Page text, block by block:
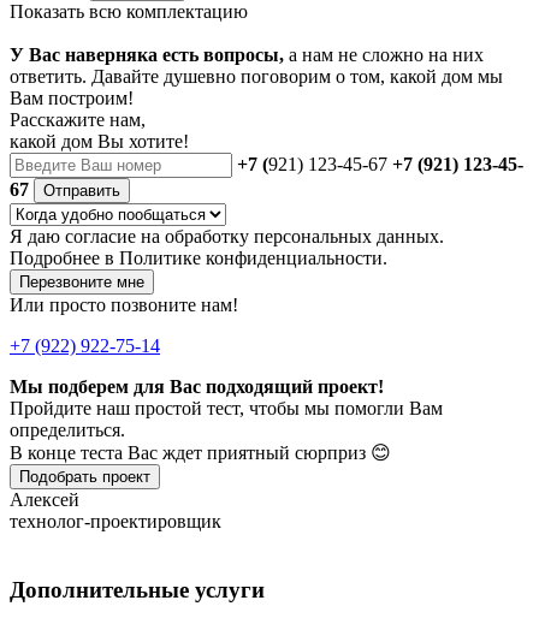
Показать всю комплектацию
У Вас наверняка есть вопросы, а нам не сложно на них
ответить. Давайте душевно поговорим о том, какой дом мы
Вам построим!
Расскажите нам,
какой дом Вы хотите!
+7 (921) 123-45-67 +7 (921) 123-45-
67
Отправить
Я даю согласие на обработку персональных данных.
Подробнее в Политике конфиденциальности.
Перезвоните мне
Или просто позвоните нам!
+7 (922) 922-75-14
Мы подберем для Вас подходящий проект!
Пройдите наш простой тест, чтобы мы помогли Вам
определиться.
В конце теста Вас ждет приятный сюрприз 😊
Подобрать проект
Алексей
технолог-проектировщик
Дополнительные услуги